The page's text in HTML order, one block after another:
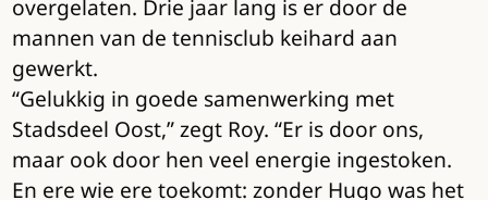
overgelaten. Drie jaar lang is er door de
mannen van de tennisclub keihard aan
gewerkt.
“Gelukkig in goede samenwerking met
Stadsdeel Oost,” zegt Roy. “Er is door ons,
maar ook door hen veel energie ingestoken.
En ere wie ere toekomt: zonder Hugo was het